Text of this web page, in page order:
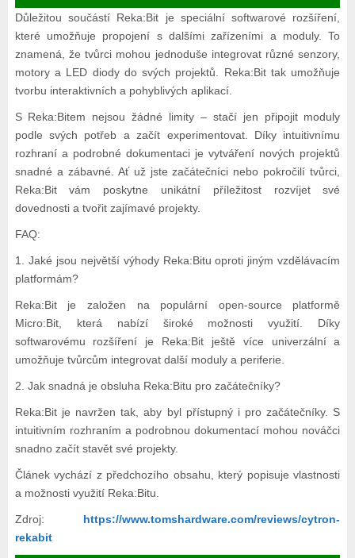
Důležitou součástí Reka:Bit je speciální softwarové rozšíření,
které umožňuje propojení s dalšími zařízeními a moduly. To
znamená, že tvůrci mohou jednoduše integrovat různé senzory,
motory a LED diody do svých projektů. Reka:Bit tak umožňuje
tvorbu interaktivních a pohyblivých aplikací.
S Reka:Bitem nejsou žádné limity – stačí jen připojit moduly
podle svých potřeb a začít experimentovat. Díky intuitivnímu
rozhraní a podrobné dokumentaci je vytváření nových projektů
snadné a zábavné. Ať už jste začátečníci nebo pokročilí tvůrci,
Reka:Bit vám poskytne unikátní příležitost rozvíjet své
dovednosti a tvořit zajímavé projekty.
FAQ:
1. Jaké jsou největší výhody Reka:Bitu oproti jiným vzdělávacím
platformám?
Reka:Bit je založen na populární open-source platformě
Micro:Bit, která nabízí široké možnosti využití. Díky
softwarovému rozšíření je Reka:Bit ještě více univerzální a
umožňuje tvůrcům integrovat další moduly a periferie.
2. Jak snadná je obsluha Reka:Bitu pro začátečníky?
Reka:Bit je navržen tak, aby byl přístupný i pro začátečníky. S
intuitivním rozhraním a podrobnou dokumentací mohou nováčci
snadno začít stavět své projekty.
Článek vychází z předchozího obsahu, který popisuje vlastnosti
a možnosti využití Reka:Bitu.
Zdroj: https://www.tomshardware.com/reviews/cytron-
rekabit